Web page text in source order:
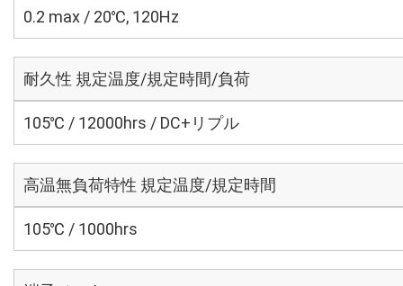
0.2 max / 20℃, 120Hz
耐久性 規定温度/規定時間/負荷
105℃ / 12000hrs / DC+リプル
高温無負荷特性 規定温度/規定時間
105℃ / 1000hrs